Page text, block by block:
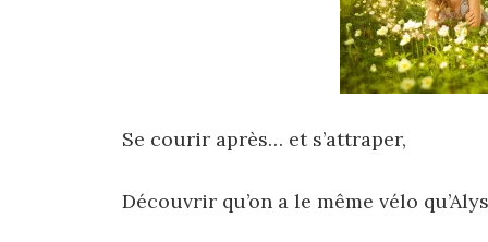
Se courir après… et s’attraper,
Découvrir qu’on a le même vélo